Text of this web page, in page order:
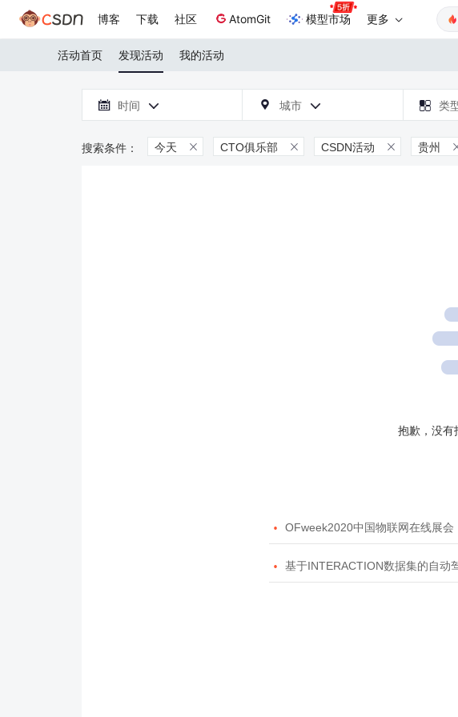
博客 下载 社区 AtomGit 模型市场 更多
活动首页 发现活动 我的活动
 时间   城市   类
今天  CTO俱乐部  CSDN活动  贵州
抱歉，没有
 OFweek2020中国物联网在线展会
 基于INTERACTION数据集的自动驾驶预测